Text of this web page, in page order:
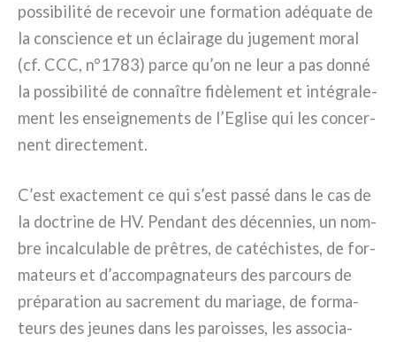
pos­si­bi­li­té de rece­voir une for­ma­tion adé­qua­te de
la con­scien­ce et un éclai­ra­ge du juge­ment moral
(cf. CCC, n°1783) par­ce qu’on ne leur a pas don­né
la pos­si­bi­li­té de con­naî­tre fidè­le­ment et inté­gra­le­
ment les ensei­gne­men­ts de l’Eglise qui les con­cer­
nent direc­te­ment.
C’est exac­te­ment ce qui s’est pas­sé dans le cas de
la doc­tri­ne de HV. Pendant des décen­nies, un nom­
bre incal­cu­la­ble de prê­tres, de caté­chi­stes, de for­
ma­teurs et d’accompagnateurs des par­cours de
pré­pa­ra­tion au sacre­ment du maria­ge, de for­ma­
teurs des jeu­nes dans les parois­ses, les asso­cia­